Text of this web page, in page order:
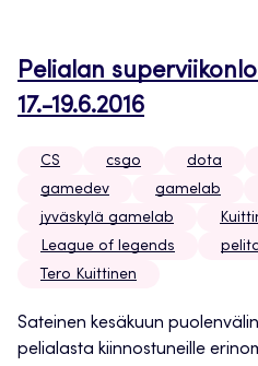
Pelialan
17.-19.6.2016
CS csgo dota
gamedev
gamelab
jyväskylä gamelab
League of legends
Tero Kuittinen
Sateinen kesäkuun
pelialasta kiinnostuneille